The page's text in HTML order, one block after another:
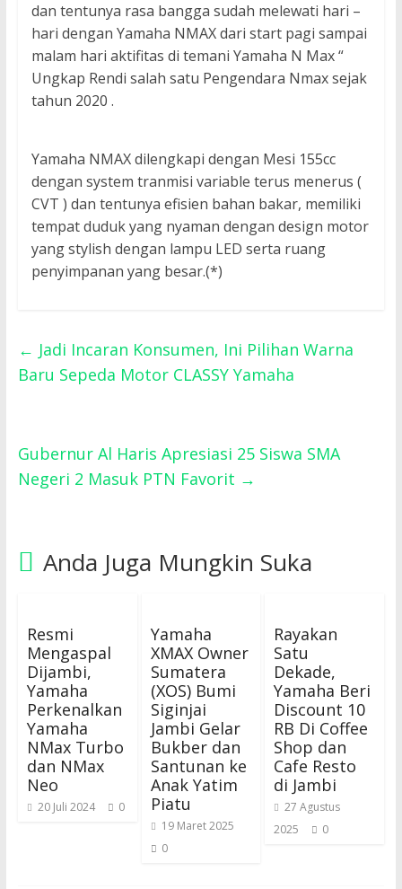
dan tentunya rasa bangga sudah melewati hari –
hari dengan Yamaha NMAX dari start pagi sampai
malam hari aktifitas di temani Yamaha N Max “
Ungkap Rendi salah satu Pengendara Nmax sejak
tahun 2020 .
Yamaha NMAX dilengkapi dengan Mesi 155cc
dengan system tranmisi variable terus menerus (
CVT ) dan tentunya efisien bahan bakar, memiliki
tempat duduk yang nyaman dengan design motor
yang stylish dengan lampu LED serta ruang
penyimpanan yang besar.(*)
← Jadi Incaran Konsumen, Ini Pilihan Warna
Baru Sepeda Motor CLASSY Yamaha
Gubernur Al Haris Apresiasi 25 Siswa SMA
Negeri 2 Masuk PTN Favorit →
Anda Juga Mungkin Suka
Resmi
Mengaspal
Dijambi,
Yamaha
Perkenalkan
Yamaha
NMax Turbo
dan NMax
Neo
20 Juli 2024 0
Yamaha
XMAX Owner
Sumatera
(XOS) Bumi
Siginjai
Jambi Gelar
Bukber dan
Santunan ke
Anak Yatim
Piatu
19 Maret 2025
0
Rayakan
Satu
Dekade,
Yamaha Beri
Discount 10
RB Di Coffee
Shop dan
Cafe Resto
di Jambi
27 Agustus
2025
0